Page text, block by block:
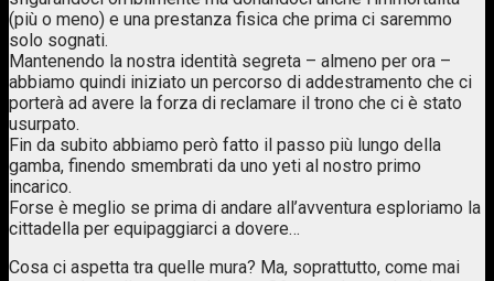
(più o meno) e una prestanza fisica che prima ci saremmo
solo sognati.
Mantenendo la nostra identità segreta – almeno per ora –
abbiamo quindi iniziato un percorso di addestramento che ci
porterà ad avere la forza di reclamare il trono che ci è stato
usurpato.
Fin da subito abbiamo però fatto il passo più lungo della
gamba, finendo smembrati da uno yeti al nostro primo
incarico.
Forse è meglio se prima di andare all’avventura esploriamo la
cittadella per equipaggiarci a dovere…
Cosa ci aspetta tra quelle mura? Ma, soprattutto, come mai